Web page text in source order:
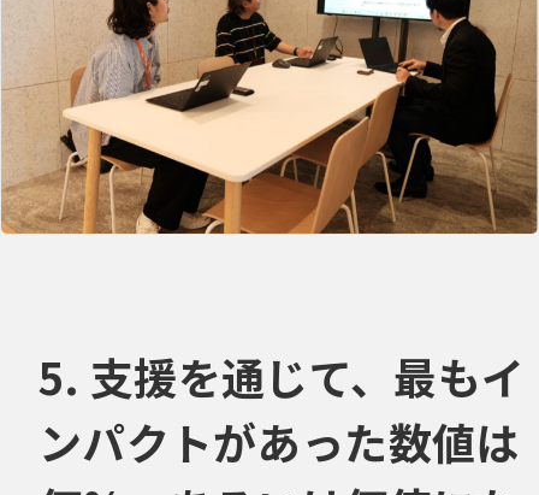
5. 支援を通じて、最もイ
ンパクトがあった数値は